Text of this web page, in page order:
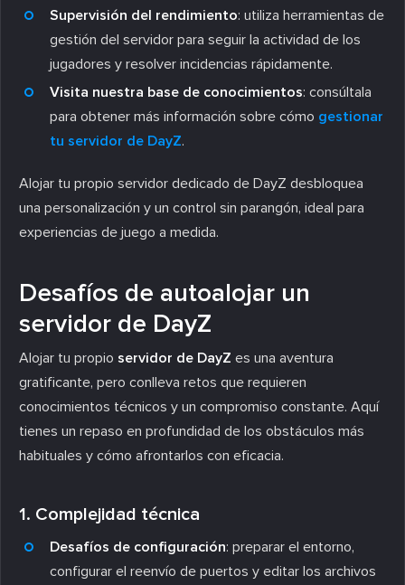
Supervisión del rendimiento: utiliza herramientas de
gestión del servidor para seguir la actividad de los
jugadores y resolver incidencias rápidamente.
Visita nuestra base de conocimientos: consúltala
para obtener más información sobre cómo gestionar
tu servidor de DayZ.
Alojar tu propio servidor dedicado de DayZ desbloquea
una personalización y un control sin parangón, ideal para
experiencias de juego a medida.
Desafíos de autoalojar un
servidor de DayZ
Alojar tu propio servidor de DayZ es una aventura
gratificante, pero conlleva retos que requieren
conocimientos técnicos y un compromiso constante. Aquí
tienes un repaso en profundidad de los obstáculos más
habituales y cómo afrontarlos con eficacia.
1. Complejidad técnica
Desafíos de configuración: preparar el entorno,
configurar el reenvío de puertos y editar los archivos